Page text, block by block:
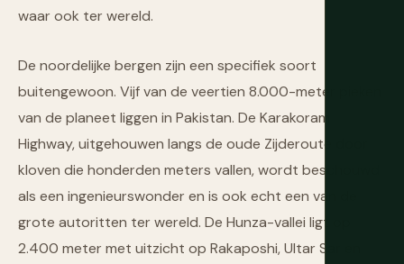
waar ook ter wereld.
De noordelijke bergen zijn een specifiek soort
buitengewoon. Vijf van de veertien 8.000-meter pieken
van de planeet liggen in Pakistan. De Karakoram
Highway, uitgehouwen langs de oude Zijderoute door
kloven die honderden meters vallen, wordt beschouwd
als een ingenieurswonder en is ook echt een van de
grote autoritten ter wereld. De Hunza-vallei ligt op
2.400 meter met uitzicht op Rakaposhi, Ultar Sar en